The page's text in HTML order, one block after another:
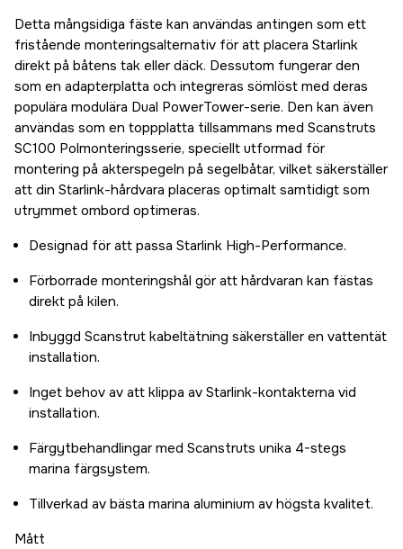
Detta mångsidiga fäste kan användas antingen som ett
fristående monteringsalternativ för att placera Starlink
direkt på båtens tak eller däck. Dessutom fungerar den
som en adapterplatta och integreras sömlöst med deras
populära modulära Dual PowerTower-serie. Den kan även
användas som en toppplatta tillsammans med Scanstruts
SC100 Polmonteringsserie, speciellt utformad för
montering på akterspegeln på segelbåtar, vilket säkerställer
att din Starlink-hårdvara placeras optimalt samtidigt som
utrymmet ombord optimeras.
Designad för att passa Starlink High-Performance.
Förborrade monteringshål gör att hårdvaran kan fästas
direkt på kilen.
Inbyggd Scanstrut kabeltätning säkerställer en vattentät
installation.
Inget behov av att klippa av Starlink-kontakterna vid
installation.
Färgytbehandlingar med Scanstruts unika 4-stegs
marina färgsystem.
Tillverkad av bästa marina aluminium av högsta kvalitet.
Mått